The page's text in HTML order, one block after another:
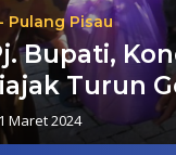
Pulang Pisau
Bupati,
Turun
Maret 2024